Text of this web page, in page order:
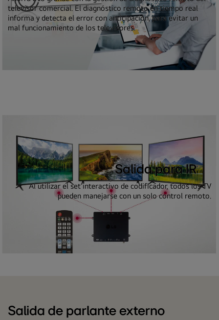
televisor comercial. El diagnóstico remoto en tiempo real
informa y detecta el error con anticipación, para evitar un
mal funcionamiento de los televisores.
Salida para IR
Al utilizar el set interactivo de codificador, todos los TV
pueden manejarse con un solo control remoto.
Salida de parlante externo